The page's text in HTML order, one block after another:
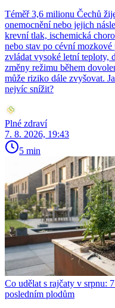
Téměř 3,6 milionu Čechů
onemocnění nebo jejich
krevní tlak, ischemická
nebo stav po cévní
zvládat vysoké letní teploty,
změny režimu během
může riziko dále zvyšovat.
nejvíc snížit?
Plné zdraví
7. 8. 2026, 19:43
5 min
Co udělat s rajčaty v srpnu:
posledním plodům